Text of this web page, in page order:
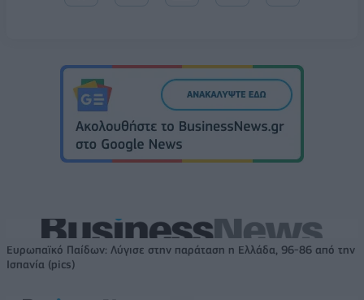
Ευρωπαϊκό Παίδων: Λύγισε στην παράταση η Ελλάδα, 96-86 από την
Ισπανία (pics)